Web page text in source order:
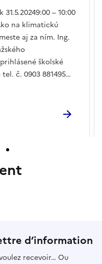
– 10:00
na klimatickú
aj za ním. Ing.
školské
č. 0903 881495
d’information
recevoir… Ou